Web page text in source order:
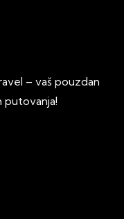
– vaš pouzdan
putovanja!